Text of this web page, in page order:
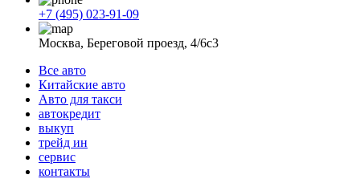
+7 (495) 023-91-09
Москва, Береговой проезд, 4/6с3
Все авто
Китайские авто
Авто для такси
автокредит
выкуп
трейд ин
сервис
контакты